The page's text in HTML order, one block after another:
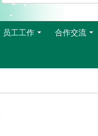
员工工作 合作交流